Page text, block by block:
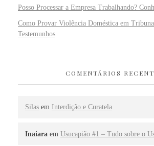
Posso Processar a Empresa Trabalhando?
Como Provar Violência Doméstica em
Testemunhos
COMENTÁRIOS
Silas em Interdição e Curatela
Inaiara em Usucapião #1 – Tudo sobre o